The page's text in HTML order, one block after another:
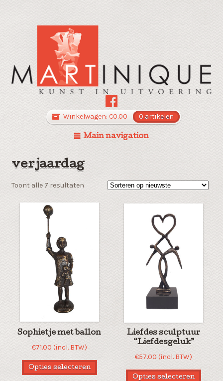
Winkelwagen: €0.00 0 artikelen
Main navigation
verjaardag
Toont alle 7 resultatenGesorteerd
Sophietje met ballon
€71.00 (incl. BTW)
Opties selecteren
Liefdes sculptuur
“Liefdesgeluk”
€57.00 (incl. BTW)
Opties selecteren